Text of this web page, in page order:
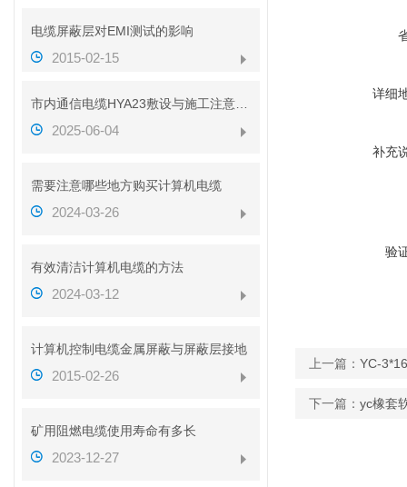
电缆屏蔽层对EMI测试的影响
2015-02-15
2025-06-04
需要注意哪些地方购买计算机电缆
2024-03-26
有效清洁计算机电缆的方法
2024-03-12
计算机控制电缆金属屏蔽与屏蔽层接地
2015-02-26
矿用阻燃电缆使用寿命有多长
2023-12-27
详细
补充
验
上一篇： YC-
下一篇： yc橡套